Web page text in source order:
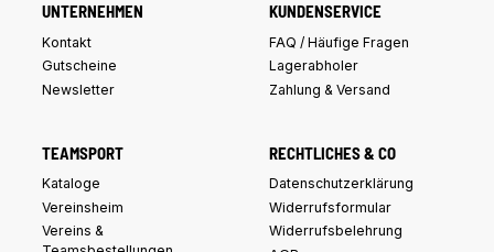
UNTERNEHMEN
Kontakt
Gutscheine
Newsletter
KUNDENSERVICE
FAQ / Häufige Fragen
Lagerabholer
Zahlung & Versand
TEAMSPORT
Kataloge
Vereinsheim
Vereins &
RECHTLICHES & CO
Datenschutzerklärung
Widerrufsformular
Widerrufsbelehrung